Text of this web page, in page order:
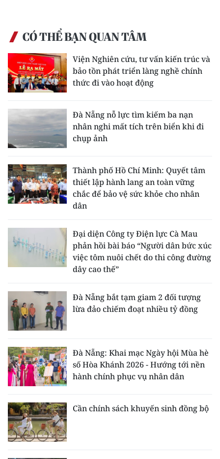
TIN MỚI
TIN ĐỊA PHƯƠNG
Trung du và miền núi phía Bắc
Đồng bằng sông Hồng
Bắc Trung Bộ
Duyên hải Nam Trung Bộ và Tây
Nguyên
Đông Nam Bộ
Đồng bằng sông Cửu Long
Chuyên trang TP. Hồ Chí Minh
CHUYÊN ĐỀ
VỀ BÁO NHÂN DÂN
NHÂN DÂN CUỐI TUẦN
NHÂN DÂN HẰNG THÁNG
MUA BÁO
ĐỌC BÁO IN
CÓ THỂ BẠN QUAN TÂM
Viện Nghiên cứu, tư vấn kiến trúc và
bảo tồn phát triển làng nghề chính
thức đi vào hoạt động
Đà Nẵng nỗ lực tìm kiếm ba nạn
nhân nghi mất tích trên biển khi đi
chụp ảnh
Thành phố Hồ Chí Minh: Quyết tâm
thiết lập hành lang an toàn vững
chắc để bảo vệ sức khỏe cho nhân
dân
Đại diện Công ty Điện lực Cà Mau
phản hồi bài báo “Người dân bức xúc
việc tôm nuôi chết do thi công đường
dây cao thế”
Đà Nẵng bắt tạm giam 2 đối tượng
lừa đảo chiếm đoạt nhiều tỷ đồng
Đà Nẵng: Khai mạc Ngày hội Mùa hè
số Hòa Khánh 2026 - Hướng tới nền
hành chính phục vụ nhân dân
Cần chính sách khuyến sinh đồng bộ